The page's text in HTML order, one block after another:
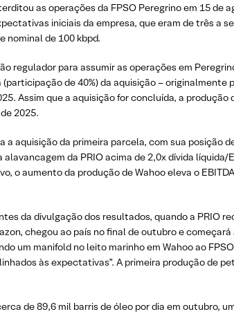
as operações da FPSO Peregrino em 15 de
iniciais da empresa, que eram de três a
nominal de 100 kbpd.
regulador para assumir as operações em
de 40%) da aquisição – originalmente
Assim que a aquisição for concluída, a produção
2025.
aquisição da primeira parcela, com sua posição
da PRIO acima de 2,0x dívida líquida/
o aumento da produção de Wahoo eleva o
da divulgação dos resultados, quando a PRIO
chegou ao país no final de outubro e começará
um manifold no leito marinho em Wahoo ao
às expectativas”. A primeira produção de
de 89,6 mil barris de óleo por dia em outubro,